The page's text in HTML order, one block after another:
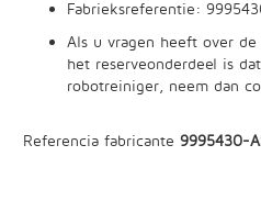
Fabrieksreferentie:
Als u vragen heeft over
het reserveonderdeel is
robotreiniger, neem dan
Referencia fabricante 9995430-